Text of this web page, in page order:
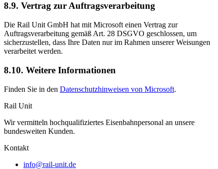
8.9. Vertrag zur Auftragsverarbeitung
Die Rail Unit GmbH hat mit Microsoft einen Vertrag zur
Auftragsverarbeitung gemäß Art. 28 DSGVO geschlossen, um
sicherzustellen, dass Ihre Daten nur im Rahmen unserer Weisungen
verarbeitet werden.
8.10. Weitere Informationen
Finden Sie in den Datenschutzhinweisen von Microsoft.
Rail Unit
Wir vermitteln hochqualifiziertes Eisenbahnpersonal an unsere
bundesweiten Kunden.
Kontakt
info@rail-unit.de